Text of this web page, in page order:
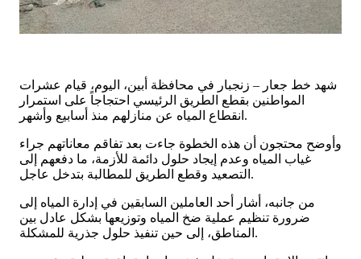
شهد خط جعار – زنجبار في محافظة أبين، اليوم، قيام عشرات
المواطنين بقطع الطريق الرئيسي احتجاجاً على استمرار
انقطاع المياه عن منازلهم منذ أسابيع وأشهر.
وأوضح محتجون أن هذه الخطوة جاءت بعد تفاقم معاناتهم جراء
غياب المياه وعدم إيجاد حلول دائمة للأزمة، ما دفعهم إلى
التصعيد وقطع الطريق للمطالبة بتدخل عاجل.
من جانبه، أشار أحد العاملين السابقين في إدارة المياه إلى
ضرورة تنظيم عملية ضخ المياه وتوزيعها بشكل عادل بين
المناطق، إلى حين تنفيذ حلول جذرية للمشكلة.